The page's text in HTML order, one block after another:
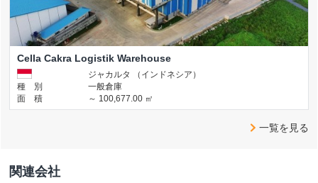
Cella Cakra Logistik Warehouse
ジャカルタ （インドネシア）
種 別
一般倉庫
面 積
～ 100,677.00 ㎡
一覧を見る
関連会社